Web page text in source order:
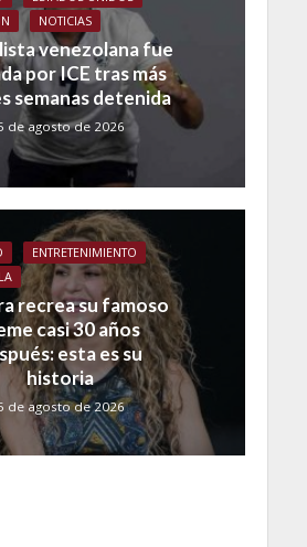
NOTICIAS
venezolana fue
por ICE tras más
semanas detenida
de agosto de 2026
ENTRETENIMIENTO
recrea su famoso
casi 30 años
esta es su
historia
de agosto de 2026